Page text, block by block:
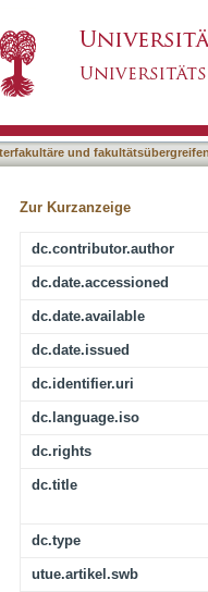
1900
und
Zur Kurzanzeige
dc.contributor.author
dc.date.accessioned
dc.date.available
dc.date.issued
dc.identifier.uri
dc.language.iso
dc.rights
dc.title
dc.type
utue.artikel.swb